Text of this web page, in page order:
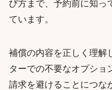
び方まで、予約前に知っ
ています。
補償の内容を正しく理解
ターでの不要なオプショ
請求を避けることにつな